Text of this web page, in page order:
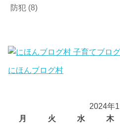
防犯 (8)
にほんブログ村
2024年
月
火 水 木